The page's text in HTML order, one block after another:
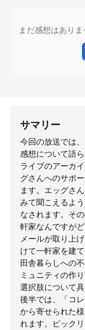
まだ感想はあり
サマリー
今回の放送では
感想について語
ライブのアーカ
グさんへのサポ
ます。エッグさ
みて聞こえるよ
なされます。そ
軒家なんですが
メールが取り上
けて一軒家を建
田舎暮らしへの
ミュニティの作
選択肢について
後半では、「コ
から寄せられた
れます。ビック